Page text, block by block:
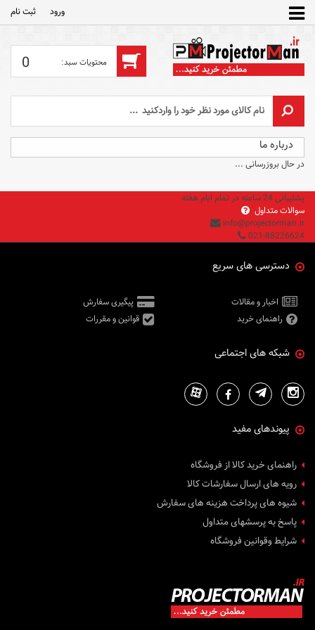
ورود ثبت‌ نام
0
درباره ما
در حال بروزرسانی ...
پشتیبانی 24 ساعته در تمام ایام هفته
سوالات متداول
info@projectorman.ir
021-88226624
دسترسی های سریع
اخبار و مقالات
پیگیری سفارش
راهنمای خرید
قوانین و مقررات
شبکه های اجتماعی
پیوندهای مفید
راهنمای خرید کالا از فروشگاه
رویه های ارسال سفارشات کالا
شیوه های پرداخت هزینه های سفارش
پاسخ به پرسشهای متداول
شرایط وقوانین فروشگاه